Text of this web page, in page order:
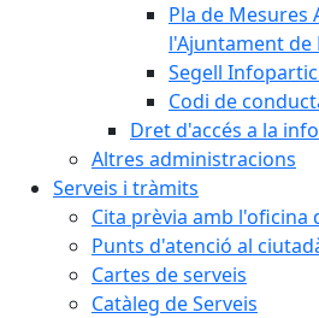
Pla de Mesures
l'Ajuntament
Segell
Codi de
Dret d'accés a la
Altres administracions
Serveis i tràmits
Cita prèvia amb l'oficina
Punts d'atenció al
Cartes de serveis
Catàleg de Serveis